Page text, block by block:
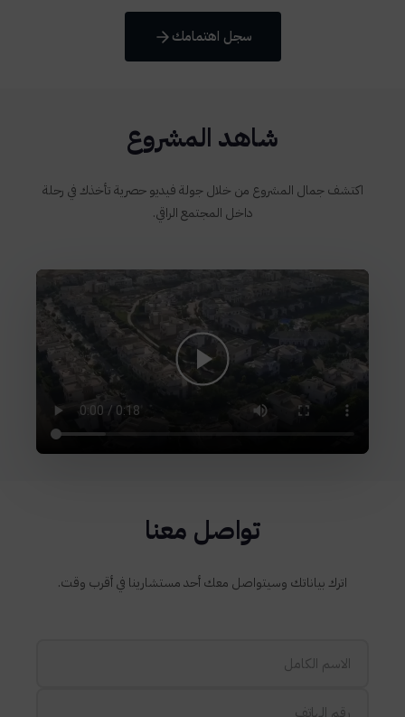
سجل اهتمامك
شاهد المشروع
اكتشف جمال المشروع من خلال جولة فيديو حصرية تأخذك في رحلة
داخل المجتمع الراقي.
تواصل معنا
اترك بياناتك وسيتواصل معك أحد مستشارينا في أقرب وقت.